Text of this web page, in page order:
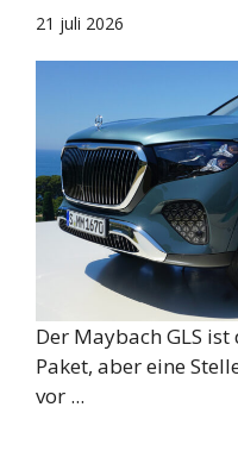
21 juli 2026
Der Maybach GLS
Paket, aber eine
vor ...